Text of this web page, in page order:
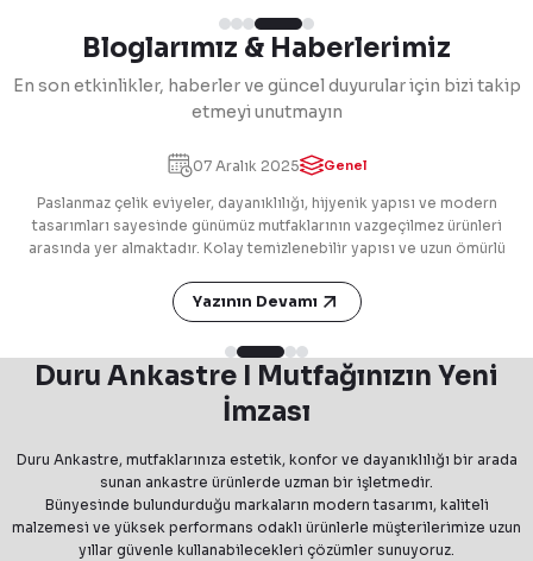
Bloglarımız & Haberlerimiz
En son etkinlikler, haberler ve güncel duyurular için bizi takip
etmeyi unutmayın
Yöntemleri
07 Aralık 2025 Genel
Paslanmaz çelik eviyeler, dayanıklılığı, hijyenik yapısı ve modern
tasarımları sayesinde günümüz mutfaklarının vazgeçilmez ürünleri
arasında yer almaktadır. Kolay temizlenebilir yapısı ve uzun ömürlü
sunar. Günlük ve haftalık bakım önerileri sayesinde parlaklığını uzun
süre koruyabilen paslanmaz çelik eviyeler, sürdürülebilir ve şık mutfak
modern tasarımlı modeller, mutfak dekorasyonuna estetik bir dokunuş
katarken kullanım konforunu da artırmaktadır.
Yazının Devamı
Duru Ankastre I Mutfağınızın Yeni
İmzası
Duru Ankastre, mutfaklarınıza estetik, konfor ve dayanıklılığı bir arada
sunan ankastre ürünlerde uzman bir işletmedir.
Bünyesinde bulundurduğu markaların modern tasarımı, kaliteli
malzemesi ve yüksek performans odaklı ürünlerle müşterilerimize uzun
yıllar güvenle kullanabilecekleri çözümler sunuyoruz.